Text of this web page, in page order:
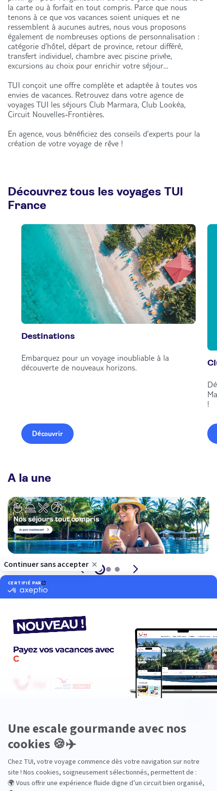
la carte ou à forfait en tout compris. Parce que nous
tenons à ce que vos vacances soient uniques et ne
ressemblent à aucunes autres, nous vous proposons
également de nombreuses options de personnalisation :
catégorie d’hôtel, départ de province, retour différé,
transfert individuel, chambre avec piscine privée,
excursions au choix pour enrichir votre séjour…
TUI conçoit une offre complète et adaptée à toutes vos
envies de vacances. Retrouvez dans votre agence de
voyages TUI les séjours Club Marmara, Club Lookéa,
Circuit Nouvelles-Frontières.
En agence, vous bénéficiez des conseils d’experts pour la
création de votre voyage de rêve !
Découvrez tous les voyages TUI
France
Destinations
Embarquez pour un voyage inoubliable à la
découverte de nouveaux horizons.
Découvrir
!
A la une
Pourquoi choisir TUI ?
tourisme durable
Des hôtels choisis
avec soin
Service client à votre
écoute
200 agences à votre
service
Les récompenses de TUI